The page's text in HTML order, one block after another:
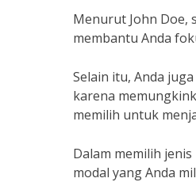
Menurut John Doe,
membantu Anda
Selain itu, Anda
karena
memilih untuk
Dalam memilih
modal yang Anda